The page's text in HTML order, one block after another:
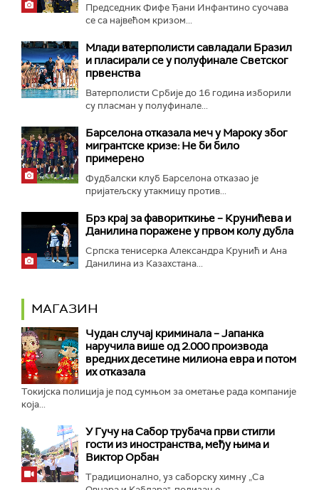
Председник Фифе Ђани Инфантино суочава
се са највећом кризом...
Млади ватерполисти савладали Бразил
и пласирали се у полуфинале Светског
првенства
Ватерполисти Србије до 16 година изборили
су пласман у полуфинале...
Барселона отказала меч у Мароку због
мигрантске кризе: Не би било
примерено
Фудбалски клуб Барселона отказао је
пријатељску утакмицу против...
Брз крај за фавориткиње – Крунићева и
Данилина поражене у првом колу дубла
Српска тенисерка Александра Крунић и Ана
Данилина из Казахстана...
МАГАЗИН
Чудан случај криминала – Јапанка
наручила више од 2.000 производа
вредних десетине милиона евра и потом
их отказала
Токијска полиција је под сумњом за ометање рада компаније
која...
У Гучу на Сабор трубача први стигли
гости из иностранства, међу њима и
Виктор Орбан
Традиционално, уз саборску химну „Са